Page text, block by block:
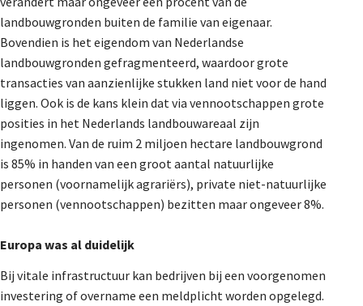
landbouwgronden buiten de familie van eigenaar.
Bovendien is het eigendom van Nederlandse
landbouwgronden gefragmenteerd, waardoor grote
transacties van aanzienlijke stukken land niet voor de hand
liggen. Ook is de kans klein dat via vennootschappen grote
posities in het Nederlands landbouwareaal zijn
ingenomen. Van de ruim 2 miljoen hectare landbouwgrond
is 85% in handen van een groot aantal natuurlijke
personen (voornamelijk agrariërs), private niet-natuurlijke
personen (vennootschappen) bezitten maar ongeveer 8%.
Europa was al duidelijk
Bij vitale infrastructuur kan bedrijven bij een voorgenomen
investering of overname een meldplicht worden opgelegd.